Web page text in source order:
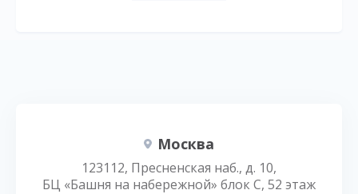
Москва
123112, Пресненская наб., д. 10,
БЦ «Башня на набережной» блок С, 52 этаж